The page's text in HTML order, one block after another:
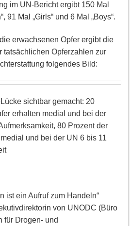
im UN-Bericht ergibt 150 Mal
91 Mal „Girls“ und 6 Mal „Boys“.
erwachsenen Opfer ergibt die
tatsächlichen Opferzahlen zur
folgendes Bild:
sichtbar gemacht: 20
erhalten medial und bei der
80 Prozent der
und bei der UN 6 bis 11
ist ein Aufruf zum Handeln“
von UNODC (Büro
für Drogen- und